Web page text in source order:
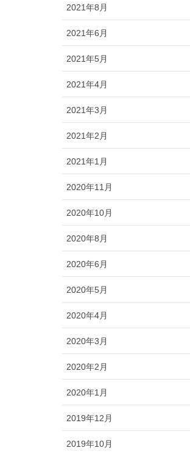
2021年8月
2021年6月
2021年5月
2021年4月
2021年3月
2021年2月
2021年1月
2020年11月
2020年10月
2020年8月
2020年6月
2020年5月
2020年4月
2020年3月
2020年2月
2020年1月
2019年12月
2019年10月